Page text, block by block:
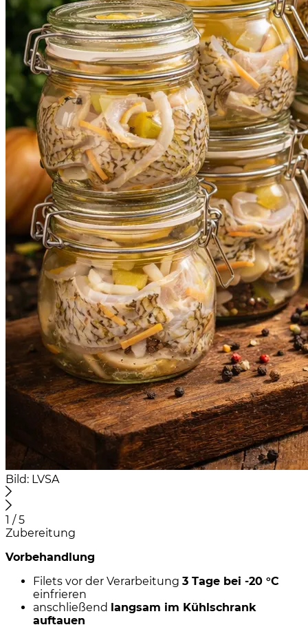
Bild: LVSA
1 / 5
Zubereitung
Vorbehandlung
Filets vor der Verarbeitung 3 Tage bei -20 °C
einfrieren
anschließend langsam im Kühlschrank
auftauen